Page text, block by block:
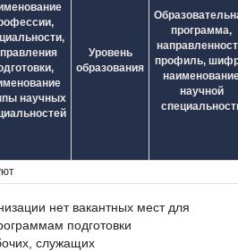
научных
Уровень
образования
программа,
профиль,
научной
нет вакантных мест для
подготовки
служащих